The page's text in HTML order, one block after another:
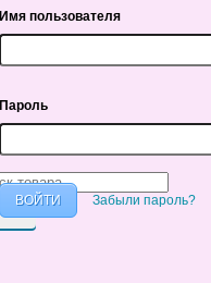
Имя пользователя
Пароль
Забыли пароль?